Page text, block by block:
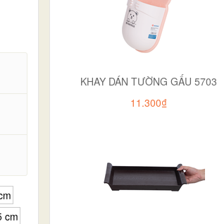
cm
KHAY DÁN TƯỜNG GẤU 5703
11.300₫